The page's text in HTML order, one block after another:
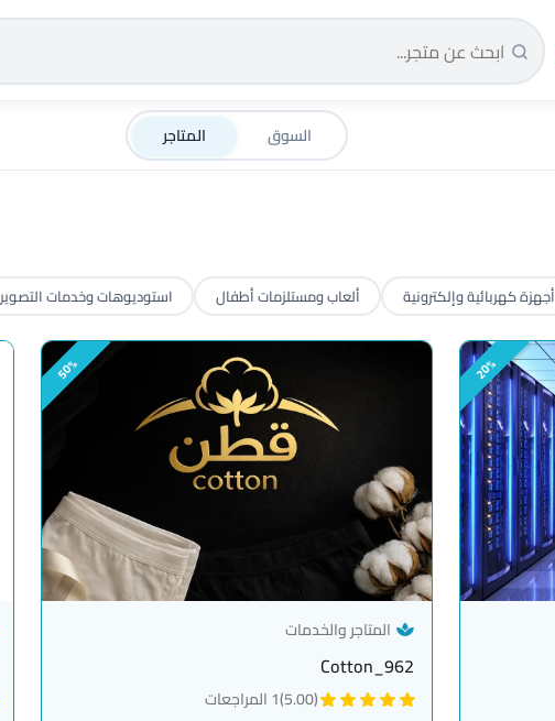
السوق المتاجر
أجهزة كهربائية وإلكترونية ألعاب ومستلزمات أطفال استوديوهات وخدمات التصوير
20%
50%
المتاجر والخدمات— category link
Cotton_962
(5.00) 1 المراجعات